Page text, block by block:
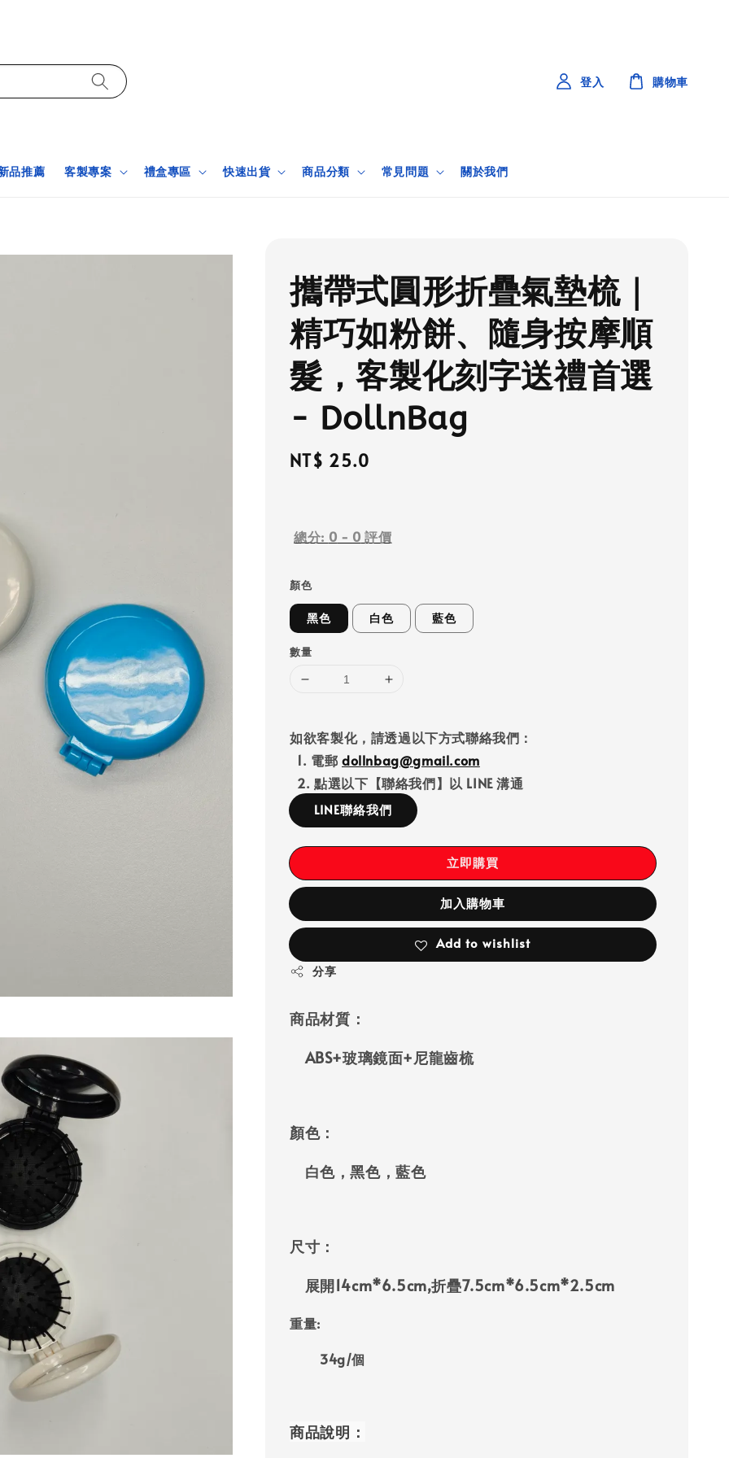
品推薦 客製專案 禮盒專區 快速出貨 商品分類 常見問題 關於我們
登入 購物車
攜帶式圓形折疊氣墊梳｜
精巧如粉餅、隨身按摩順
髮，客製化刻字送禮首選
- DollnBag
Regular
NT$ 25.0
總分: 0 - 0 評價
顏色
黑色 白色 藍色
數量
如欲客製化，請透過以下方式聯絡我們：
1. 電郵 dollnbag@gmail.com
2. 點選以下【聯絡我們】以 LINE 溝通
LINE聯絡我們
立即購買
加入購物車
Add to wishlist
分享
商品材質：
ABS+玻璃鏡面+尼龍齒梳
顏色：
白色，黑色，藍色
尺寸：
展開14cm*6.5cm,折疊7.5cm*6.5cm*2.5cm
重量:
34g/個
商品說明：